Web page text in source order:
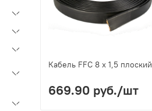
Кабель FFC 8 х 1,5 плоский
669.90 руб./шт